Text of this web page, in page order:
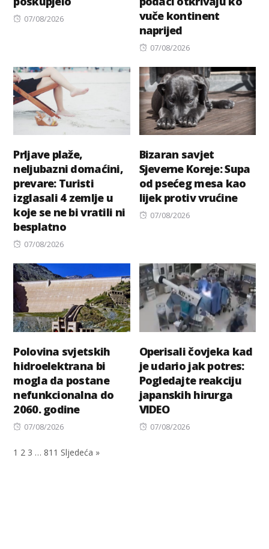
Posted
07/08/2026
vuče kontinent
naprijed
Posted
07/08/2026
Prljave plaže,
neljubazni domaćini,
prevare: Turisti
izglasali 4 zemlje u
koje se ne bi vratili ni
besplatno
Posted
07/08/2026
Bizaran savjet
Sjeverne Koreje: Supa
od psećeg mesa kao
lijek protiv vrućine
Posted
07/08/2026
Polovina svjetskih
hidroelektrana bi
mogla da postane
nefunkcionalna do
2060. godine
Posted
07/08/2026
Operisali čovjeka kad
je udario jak potres:
Pogledajte reakciju
japanskih hirurga
VIDEO
Posted
07/08/2026
1 2 3 … 811 Sljedeća »